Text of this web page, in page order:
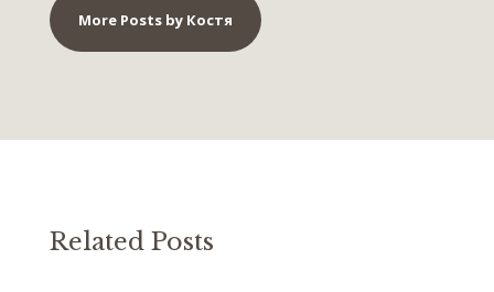
More Posts by Костя
Related Posts